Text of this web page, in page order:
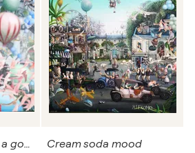
Let's sing songs on a good moon night! Cream soda mood